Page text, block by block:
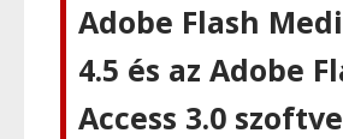
Adobe Flash
4.5 és az Adobe
Access 3.0